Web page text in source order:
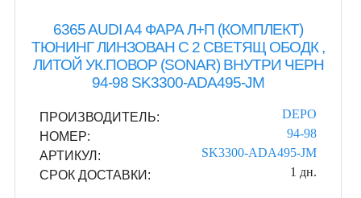
6365 AUDI A4 ФАРА Л+П (КОМПЛЕКТ)
ТЮНИНГ ЛИНЗОВАН С 2 СВЕТЯЩ ОБОДК ,
ЛИТОЙ УК.ПОВОР (SONAR) ВНУТРИ ЧЕРН
94-98 SK3300-ADA495-JM
ПРОИЗВОДИТЕЛЬ:
DEPO
НОМЕР:
94-98
АРТИКУЛ:
SK3300-ADA495-JM
СРОК ДОСТАВКИ:
1 дн.